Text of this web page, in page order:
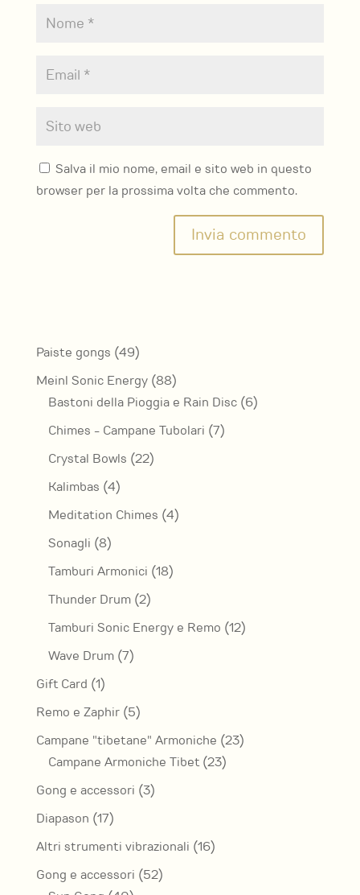
Salva il mio nome, email e sito web in questo
browser per la prossima volta che commento.
Paiste gongs 4949
prodotti
Meinl Sonic Energy 8888
prodotti
Bastoni della Pioggia e Rain Disc 66
Chimes - Campane Tubolari 77
Crystal Bowls 2222
Kalimbas 44
prodotti
Meditation Chimes 44
Sonagli 88
prodotti
Tamburi Armonici 1818
Thunder Drum 22
prodotti
Tamburi Sonic Energy e Remo 1212
Wave Drum 77
Gift Card 11
prodotto
Remo e Zaphir 55
prodotti
Campane "tibetane" Armoniche 2323
Campane Armoniche Tibet 2323
Gong e accessori 33
Diapason 1717
prodotti
Altri strumenti vibrazionali 1616
Gong e accessori 5252